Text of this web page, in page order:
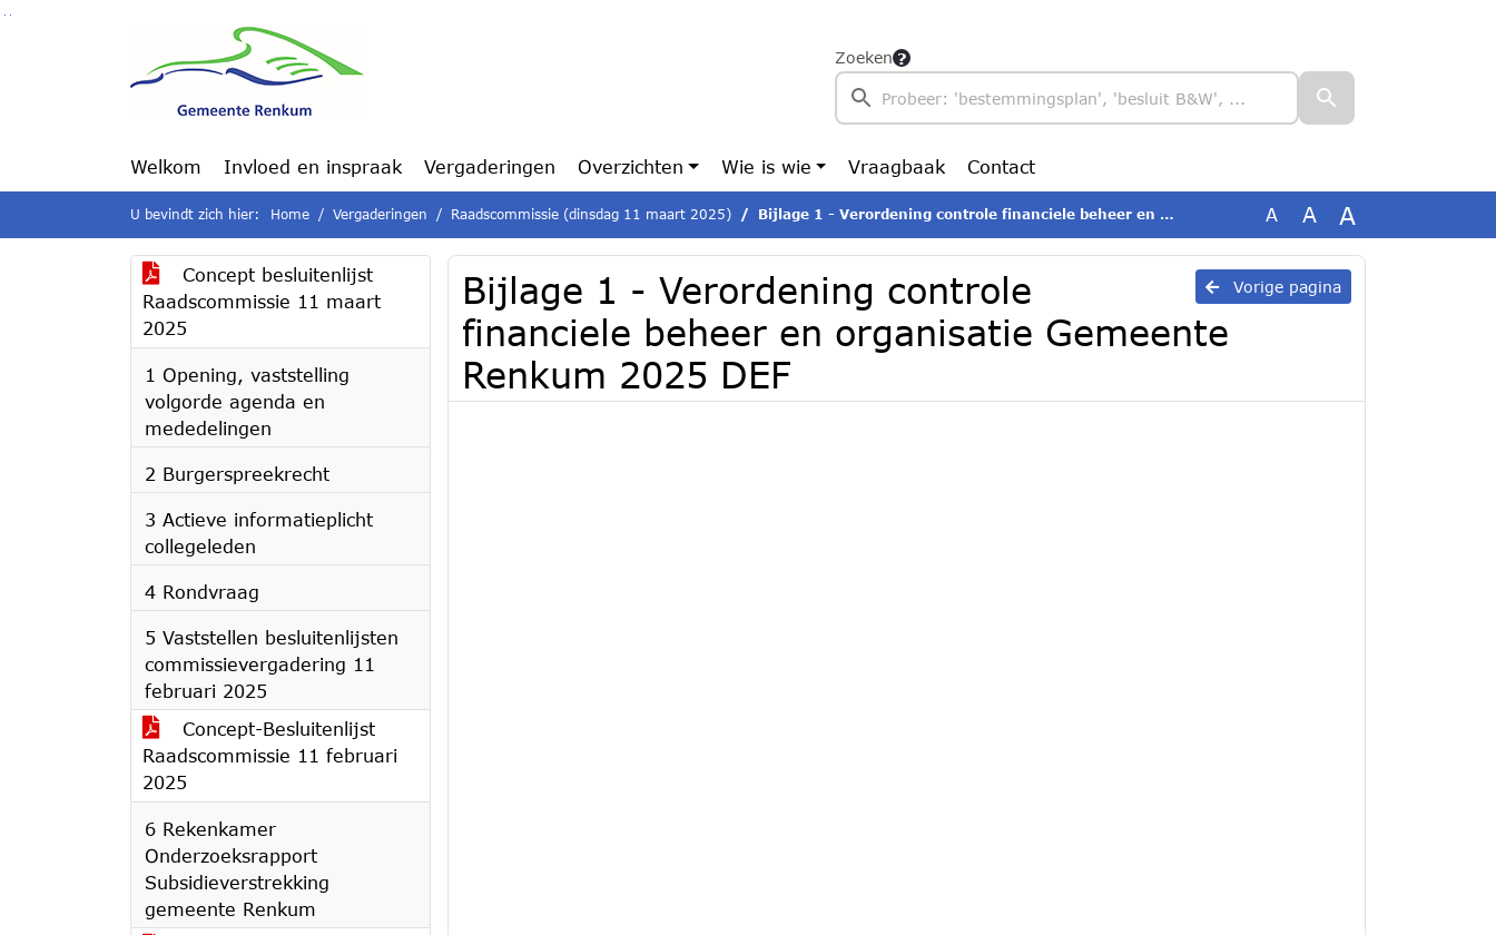
Ga naar de inhoud van deze pagina
Zoeken
Welkom Invloed en inspraak Vergaderingen Overzichten Wie is wie Vraagbaak Contact
U bevindt zich hier: Home Vergaderingen Raadscommissie (dinsdag 11 maart 2025) Bijlage 1 - Verordening controle financiele beheer en organisatie Gemeente Renkum 2025 DEF A A A
Concept besluitenlijst
Raadscommissie 11 maart
2025
1 Opening, vaststelling
volgorde agenda en
mededelingen
2 Burgerspreekrecht
3 Actieve informatieplicht
collegeleden
4 Rondvraag
5 Vaststellen besluitenlijsten
commissievergadering 11
februari 2025
Concept-Besluitenlijst
Raadscommissie 11 februari
2025
6 Rekenkamer
Onderzoeksrapport
Subsidieverstrekking
gemeente Renkum
Vorige pagina
Bijlage 1 - Verordening controle
financiele beheer en organisatie Gemeente
Renkum 2025 DEF